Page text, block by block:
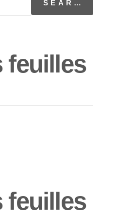
feuilles
feuilles